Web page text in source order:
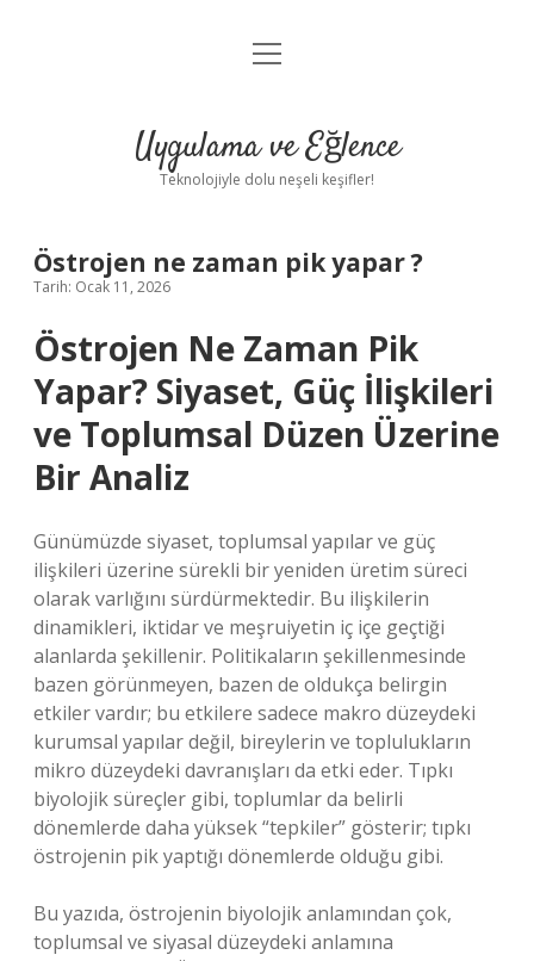
Anasayfa
Yasal Uyarı
menüyü
Uygulama ve Eğlence
Teknolojiyle dolu neşeli keşifler!
Östrojen ne zaman pik yapar ?
Tarih: Ocak 11, 2026
Östrojen Ne Zaman Pik
Yapar? Siyaset, Güç İlişkileri
ve Toplumsal Düzen Üzerine
Bir Analiz
Günümüzde siyaset, toplumsal yapılar ve güç
ilişkileri üzerine sürekli bir yeniden üretim süreci
olarak varlığını sürdürmektedir. Bu ilişkilerin
dinamikleri, iktidar ve meşruiyetin iç içe geçtiği
alanlarda şekillenir. Politikaların şekillenmesinde
bazen görünmeyen, bazen de oldukça belirgin
etkiler vardır; bu etkilere sadece makro düzeydeki
kurumsal yapılar değil, bireylerin ve toplulukların
mikro düzeydeki davranışları da etki eder. Tıpkı
biyolojik süreçler gibi, toplumlar da belirli
dönemlerde daha yüksek “tepkiler” gösterir; tıpkı
östrojenin pik yaptığı dönemlerde olduğu gibi.
Bu yazıda, östrojenin biyolojik anlamından çok,
toplumsal ve siyasal düzeydeki anlamına